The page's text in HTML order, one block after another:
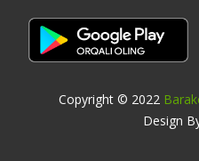
Copyright © 2022
Design